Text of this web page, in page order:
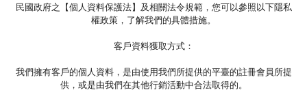
民國政府之【個人資料保護法】及相關法令規範，您可以參照以下隱私
權政策，了解我們的具體措施。
客戶資料獲取方式：
我們擁有客戶的個人資料，是由使用我們所提供的平臺的註冊會員所提
供，或是由我們在其他行銷活動中合法取得的。